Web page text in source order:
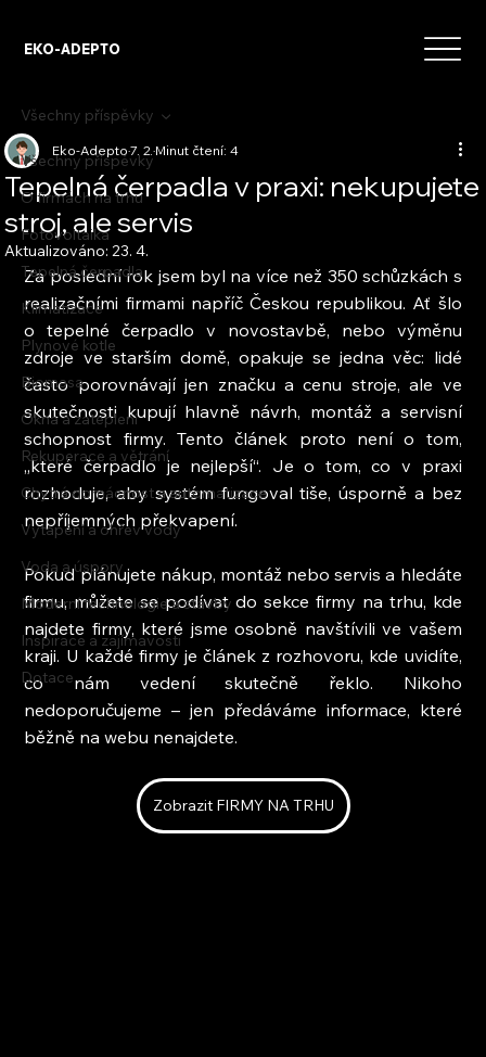
EKO-ADEPTO
Všechny příspěvky
O firmách na trhu
Fotovoltaika
Tepelná čerpadla
Klimatizace
Plynové kotle
Biomasa
Okna a zateplení
Rekuperace a větrání
Chytrá domácnost a automatizace
Vytápění a ohřev vody
Voda a úspory
Moderní technologie a stavby
Inspirace a zajímavosti
Dotace
Všechny příspěvky
Tepelná čerpadla v praxi: nekupujete
stroj, ale servis
Eko-Adepto7. 2.Minut čtení: 4
Aktualizováno:23. 4.
Za poslední rok jsem byl na více než 350 schůzkách s
realizačními firmami napříč Českou republikou. Ať šlo
o tepelné čerpadlo v novostavbě, nebo výměnu
zdroje ve starším domě, opakuje se jedna věc: lidé
často porovnávají jen značku a cenu stroje, ale ve
skutečnosti kupují hlavně návrh, montáž a servisní
schopnost firmy. Tento článek proto není o tom,
„které čerpadlo je nejlepší“. Je o tom, co v praxi
rozhoduje, aby systém fungoval tiše, úsporně a bez
nepříjemných překvapení.
Pokud plánujete nákup, montáž nebo servis a hledáte
firmu, můžete se podívat do sekce firmy na trhu, kde
najdete firmy, které jsme osobně navštívili ve vašem
kraji. U každé firmy je článek z rozhovoru, kde uvidíte,
co nám vedení skutečně řeklo. Nikoho
nedoporučujeme – jen předáváme informace, které
běžně na webu nenajdete.
Zobrazit FIRMY NA TRHU